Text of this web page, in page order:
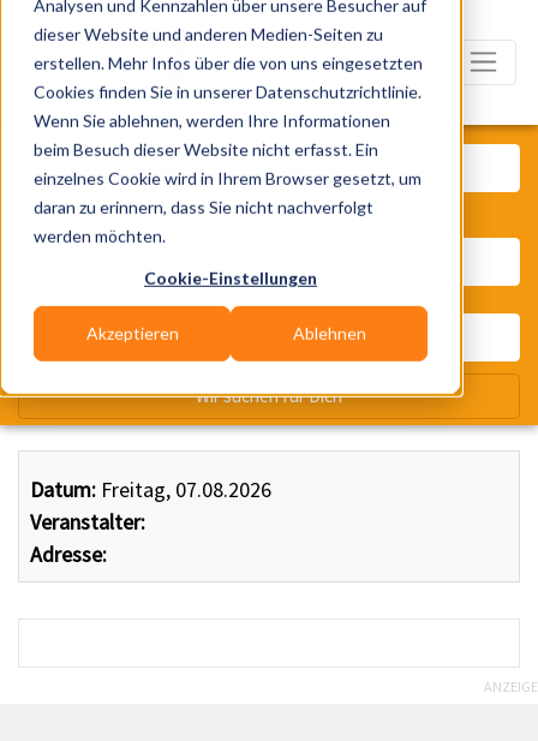
Analysen und Kennzahlen über unsere Besucher auf
dieser Website und anderen Medien-Seiten zu
erstellen. Mehr Infos über die von uns eingesetzten
Cookies finden Sie in unserer Datenschutzrichtlinie.
Wenn Sie ablehnen, werden Ihre Informationen
beim Besuch dieser Website nicht erfasst. Ein
einzelnes Cookie wird in Ihrem Browser gesetzt, um
daran zu erinnern, dass Sie nicht nachverfolgt
werden möchten.
Cookie-Einstellungen
Akzeptieren Ablehnen
Datum: Freitag, 07.08.2026
Veranstalter:
Adresse:
Was? Künstler, Zelte, Bands,
Wir suchen für Dich
ANZEIGE